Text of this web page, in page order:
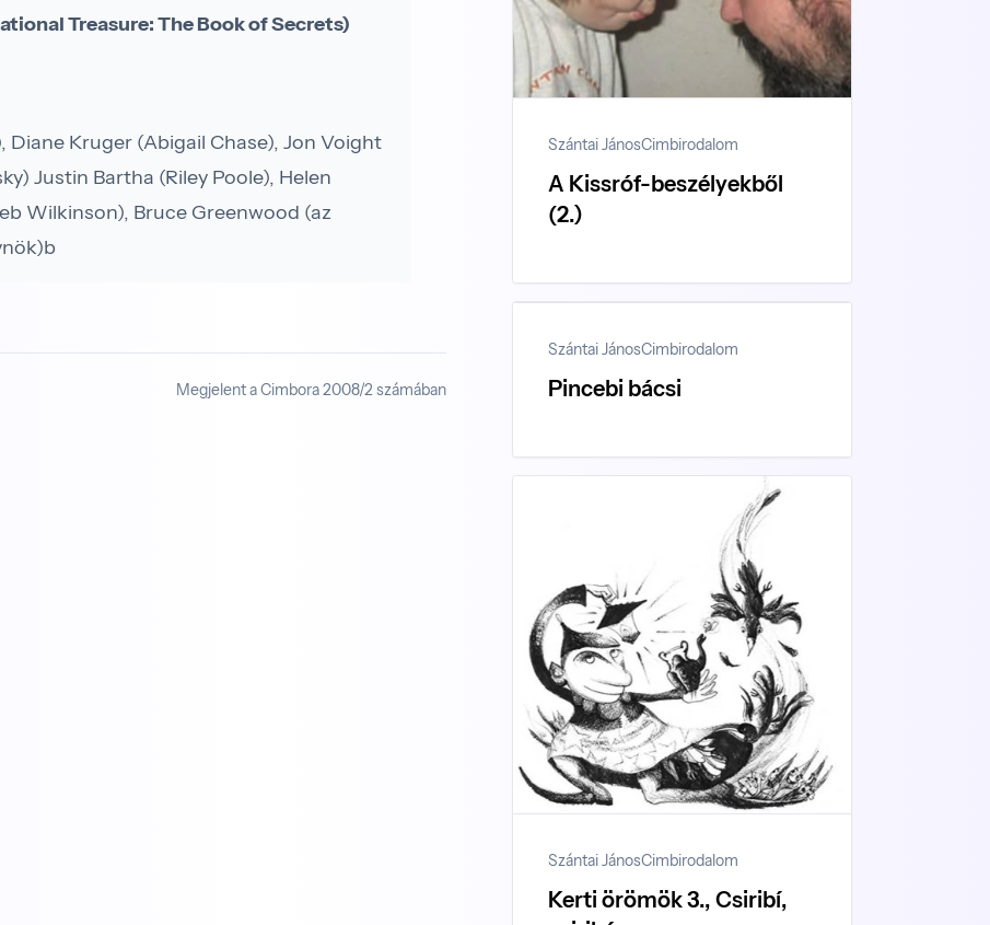
Treasure: The Book of Secrets)
Diane Kruger (Abigail Chase), Jon Voight
Justin Bartha (Riley Poole), Helen
Wilkinson), Bruce Greenwood (az
Megjelent a Cimbora 2008/2 számában
Szántai JánosCimbirodalom
A Kissróf-beszélyekből
(2.)
Szántai JánosCimbirodalom
Pincebi bácsi
Szántai JánosCimbirodalom
Kerti örömök 3., Csiribí,